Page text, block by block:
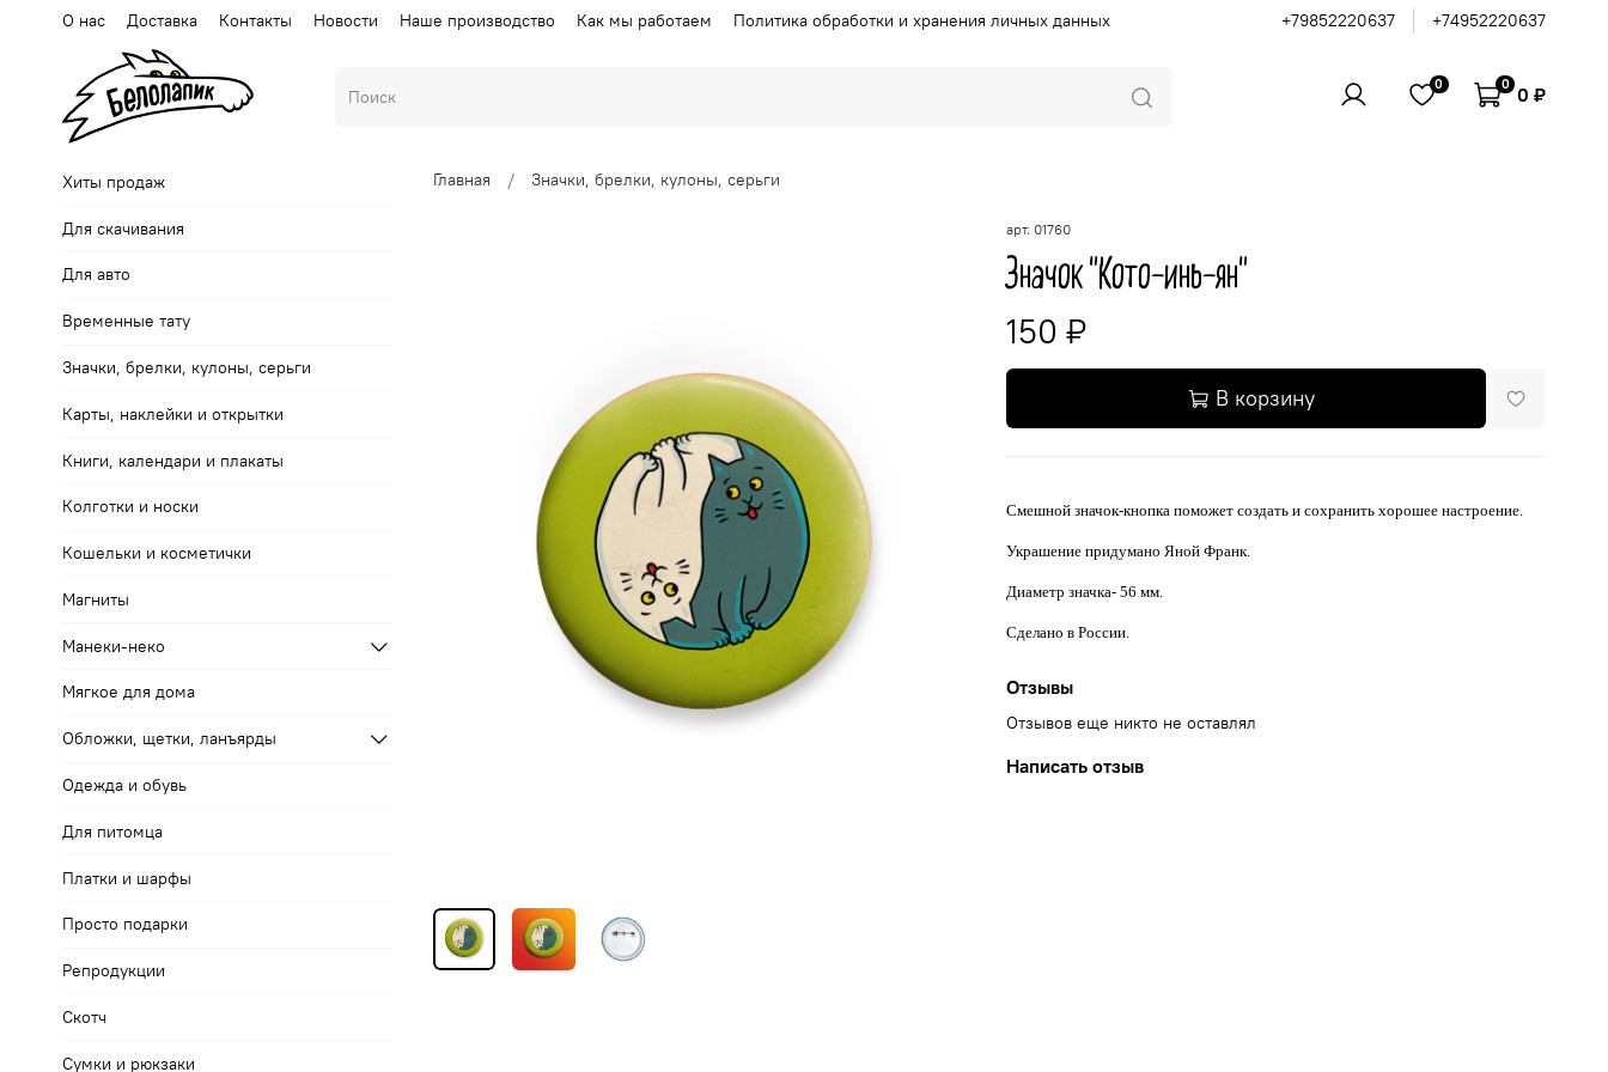
О нас Доставка Контакты Новости Наше производство Как мы работаем Политика обработки и хранения личных данных +79852220637 +74952220637
0 0 0 ₽
Главная Значки, брелки, кулоны, серьги
арт. 01760
Значок "Кото-инь-ян"
150 ₽
В корзину
Смешной значок-кнопка поможет создать и сохранить хорошее настроение.
Украшение придумано Яной Франк.
Диаметр значка- 56 мм.
Сделано в России.
Отзывы
Отзывов еще никто не оставлял
Написать отзыв
Хиты продаж
Для скачивания
Для авто
Временные тату
Значки, брелки, кулоны, серьги
Карты, наклейки и открытки
Книги, календари и плакаты
Колготки и носки
Кошельки и косметички
Магниты
Манеки-неко
Мягкое для дома
Обложки, щетки, ланъярды
Одежда и обувь
Для питомца
Платки и шарфы
Просто подарки
Репродукции
Скотч
Сумки и рюкзаки